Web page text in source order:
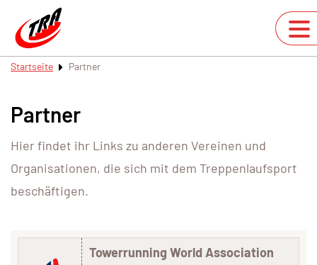
Startseite Partner
Partner
Hier findet ihr Links zu anderen Vereinen und
Organisationen, die sich mit dem Treppenlaufsport
beschäftigen.
Towerrunning World Association